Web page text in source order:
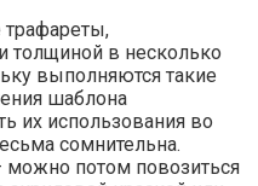
толщиной в несколько
выполняются такие
шаблона
их использования во
сомнительна.
можно потом повозиться